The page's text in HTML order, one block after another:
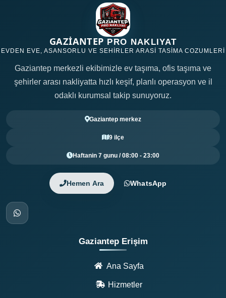
GAZİANTEP PRO NAKLIYAT
EVDEN EVE, ASANSORLU VE SEHIRLER ARASI TASIMA COZUMLERI
Gaziantep merkezli ekibimizle ev taşıma, ofis taşıma ve
şehirler arası nakliyatta hızlı keşif, planlı operasyon ve il
odaklı kurumsal takip sunuyoruz.
Gaziantep merkez
9 ilçe
Haftanin 7 gunu / 08:00 - 23:00
Hemen Ara WhatsApp
Gaziantep Erişim
Ana Sayfa
Hizmetler